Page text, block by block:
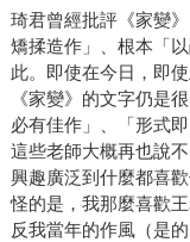
琦君曾經批評《家變
矯揉造作」、根本「
此。即使在今日，即
《家變》的文字仍是
必有佳作」、「形式
這些老師大概再也說
興趣廣泛到什麼都喜
怪的是，我那麼喜歡
反我當年的作風（是